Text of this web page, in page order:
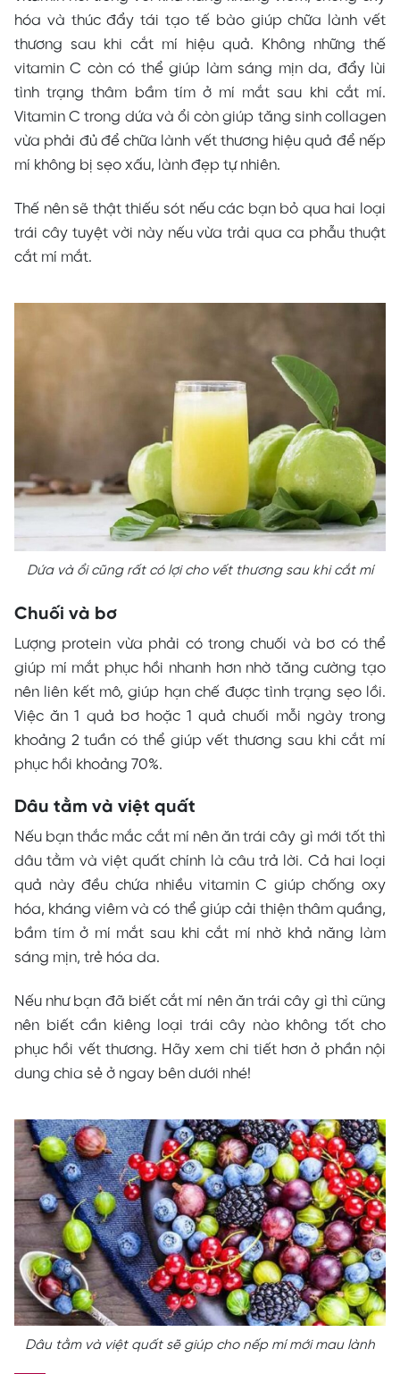
hóa và thúc đẩy tái tạo tế bào giúp chữa lành vết
thương sau khi cắt mí hiệu quả. Không những thế
vitamin C còn có thể giúp làm sáng mịn da, đẩy lùi
tình trạng thâm bầm tím ở mí mắt sau khi cắt mí.
Vitamin C trong dứa và ổi còn giúp tăng sinh collagen
vừa phải đủ để chữa lành vết thương hiệu quả để nếp
mí không bị sẹo xấu, lành đẹp tự nhiên.
Thế nên sẽ thật thiếu sót nếu các bạn bỏ qua hai loại
trái cây tuyệt vời này nếu vừa trải qua ca phẫu thuật
cắt mí mắt.
Dứa và ổi cũng rất có lợi cho vết thương sau khi cắt mí
Chuối và bơ
Lượng protein vừa phải có trong chuối và bơ có thể
giúp mí mắt phục hồi nhanh hơn nhờ tăng cường tạo
nên liên kết mô, giúp hạn chế được tình trạng sẹo lồi.
Việc ăn 1 quả bơ hoặc 1 quả chuối mỗi ngày trong
khoảng 2 tuần có thể giúp vết thương sau khi cắt mí
phục hồi khoảng 70%.
Dâu tằm và việt quất
Nếu bạn thắc mắc cắt mí nên ăn trái cây gì mới tốt thì
dâu tằm và việt quất chính là câu trả lời. Cả hai loại
quả này đều chứa nhiều vitamin C giúp chống oxy
hóa, kháng viêm và có thể giúp cải thiện thâm quầng,
bầm tím ở mí mắt sau khi cắt mí nhờ khả năng làm
sáng mịn, trẻ hóa da.
Nếu như bạn đã biết cắt mí nên ăn trái cây gì thì cũng
nên biết cần kiêng loại trái cây nào không tốt cho
phục hồi vết thương. Hãy xem chi tiết hơn ở phần nội
dung chia sẻ ở ngay bên dưới nhé!
Dâu tằm và việt quất sẽ giúp cho nếp mí mới mau lành